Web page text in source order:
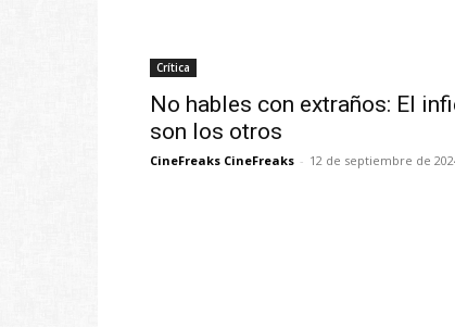
Crítica
No hables con extraños: El
son los otros
CineFreaks CineFreaks - 12 de septiembre de